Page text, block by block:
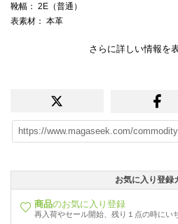
靴幅 ： 2E（普通）
表素材 ： 本革
さらに詳しい情報を
お気に入り登録
商品のお気に入り登録
再入荷やセール開始、残り１点の時にい